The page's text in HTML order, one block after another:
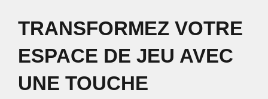
TRANSFORMEZ VOTRE
ESPACE DE JEU AVEC
UNE TOUCHE